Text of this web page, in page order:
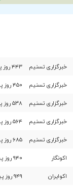
خبرگزاری تسنیم ۴۴٣ روز پیش
خبرگزاری تسنیم ۴۵۰ روز پیش
خبرگزاری تسنیم ۵٣۸ روز پیش
خبرگزاری تسنیم ۵۶۴ روز پیش
خبرگزاری تسنیم ۶۸۵ روز پیش
اکونگار ٩۴۰ روز پیش
اکوایران ٩۴٩ روز پیش